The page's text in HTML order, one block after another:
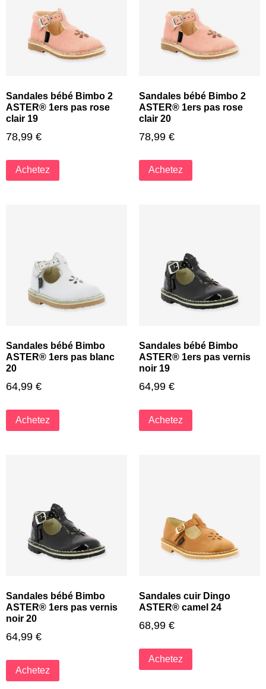
Sandales bébé Bimbo 2
ASTER® 1ers pas rose
clair 19
78,99 €
Achetez
Sandales bébé Bimbo 2
ASTER® 1ers pas rose
clair 20
78,99 €
Achetez
Sandales bébé Bimbo
ASTER® 1ers pas blanc
20
64,99 €
Achetez
Sandales bébé Bimbo
ASTER® 1ers pas vernis
noir 19
64,99 €
Achetez
Sandales bébé Bimbo
ASTER® 1ers pas vernis
noir 20
64,99 €
Achetez
Sandales cuir Dingo
ASTER® camel 24
68,99 €
Achetez